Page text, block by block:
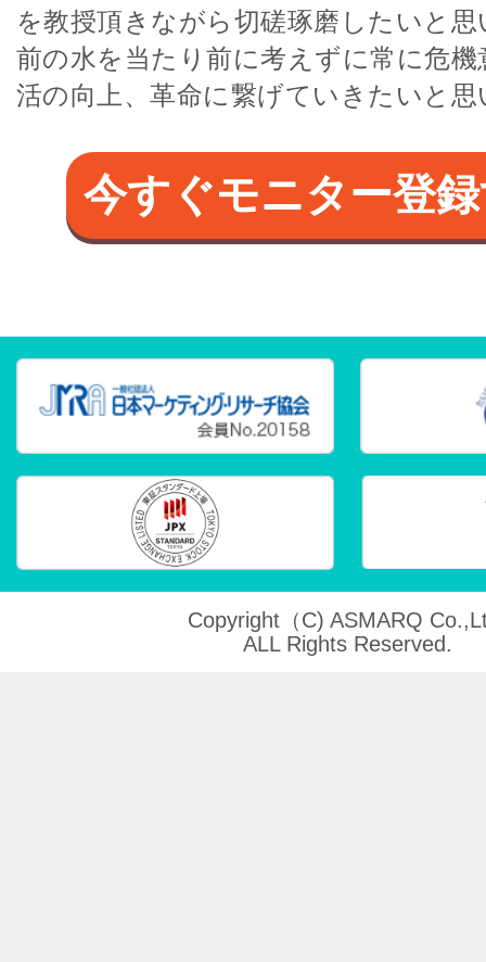
を教授頂きながら切磋琢磨したいと
前の水を当たり前に考えずに常に危
活の向上、革命に繋げていきたいと思
今すぐモニター登
Copyright（C) ASMARQ
ALL Rights Reserved.